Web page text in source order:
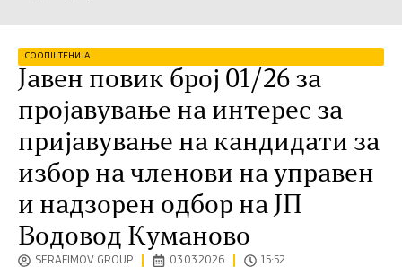
СООПШТЕНИЈА
Јавен повик број 01/26 за
пројавување на интерес за
пријавување на кандидати за
избор на членови на управен
и надзорен одбор на ЈП
Водовод Куманово
SERAFIMOV GROUP 03.03.2026 15:52